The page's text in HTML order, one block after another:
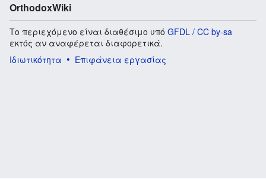
OrthodoxWiki
Το περιεχόμενο είναι διαθέσιμο υπό GFDL / CC by-sa
εκτός αν αναφέρεται διαφορετικά.
Ιδιωτικότητα
Επιφάνεια εργασίας